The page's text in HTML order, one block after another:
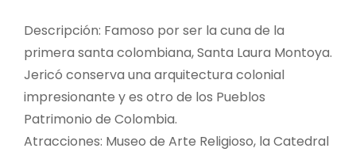
Descripción: Famoso por ser la cuna de la
primera santa colombiana, Santa Laura Montoya.
Jericó conserva una arquitectura colonial
impresionante y es otro de los Pueblos
Patrimonio de Colombia.
Atracciones: Museo de Arte Religioso, la Catedral